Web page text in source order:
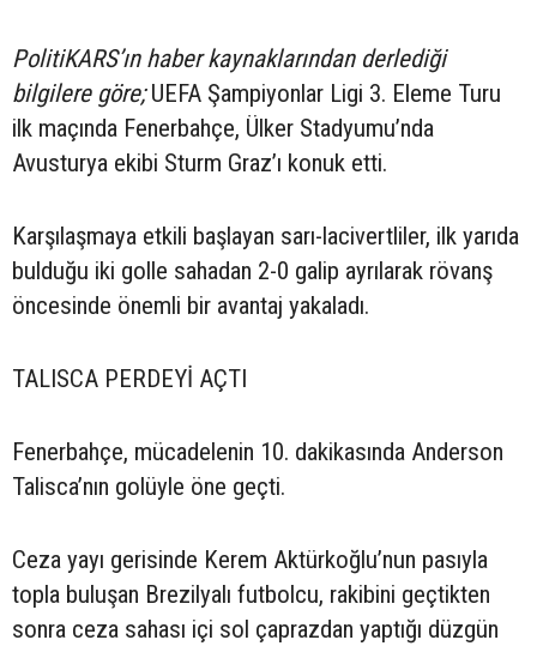
PolitiKARS’ın haber kaynaklarından derlediği
bilgilere göre;UEFA Şampiyonlar Ligi 3. Eleme Turu
ilk maçında Fenerbahçe, Ülker Stadyumu’nda
Avusturya ekibi Sturm Graz’ı konuk etti.
Karşılaşmaya etkili başlayan sarı-lacivertliler, ilk yarıda
bulduğu iki golle sahadan 2-0 galip ayrılarak rövanş
öncesinde önemli bir avantaj yakaladı.
TALISCA PERDEYİ AÇTI
Fenerbahçe, mücadelenin 10. dakikasında Anderson
Talisca’nın golüyle öne geçti.
Ceza yayı gerisinde Kerem Aktürkoğlu’nun pasıyla
topla buluşan Brezilyalı futbolcu, rakibini geçtikten
sonra ceza sahası içi sol çaprazdan yaptığı düzgün